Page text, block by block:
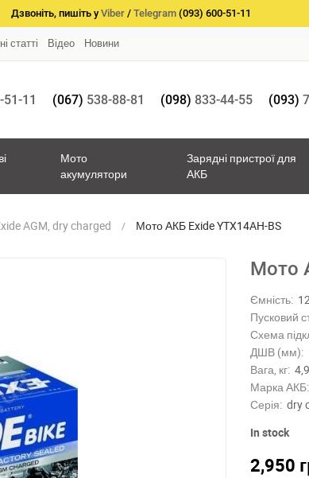
Дзвоніть, пишіть у Viber / Telegram (093) 600-51-11
статті Відео Новини
51-11 (067) 538-88-81 (098) 833-44-55 (093)
Мото
акумулятори
Зарядні пристрої для
АКБ
AGM, dry charged Мото АКБ Exide YTX14AH-BS
Мото
Ємність:
Пусковий
Схема
ДШВ (мм):
Вага, кг: 4,9
Марка АКБ:
Серія: dry
In stock
2,950